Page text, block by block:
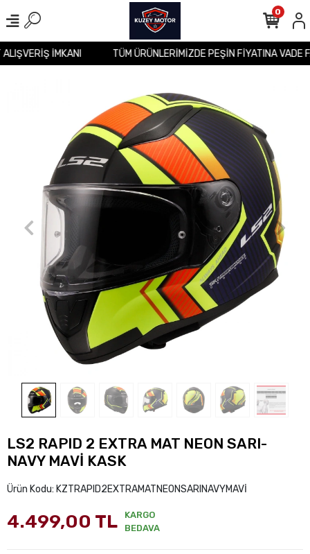
ALIŞVERİŞ İMKANI TÜM ÜRÜNLERİMİZDE PEŞİN FİYATINA
0
LS2 RAPID 2 EXTRA MAT NEON SARI-
NAVY MAVİ KASK
Ürün Kodu: KZTRAPID2EXTRAMATNEONSARINAVYMAVİ
4.499,00 TL
KARGO
BEDAVA